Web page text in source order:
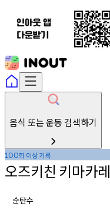
음식 또는 운동 검색하기
100회 이상기록
오즈키친 키마카레
순탄수